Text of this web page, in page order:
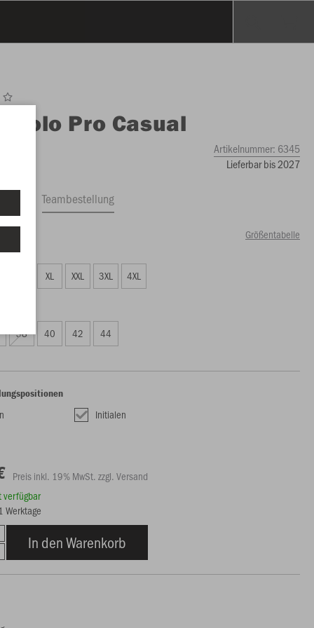
Polo Pro Casual
Artikelnummer: 6345
Lieferbar bis 2027
Teambestellung
Größentabelle
€)
XL XXL 3XL 4XL
38 40 42 44
Initialen
Preis inkl. 19% MwSt. zzgl. Versand
verfügbar
Werktage
In den Warenkorb